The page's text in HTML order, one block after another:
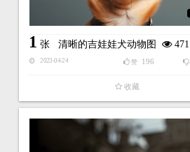
1 张 清晰的吉娃娃犬动物图 471
2023-04-24 赞 196
收藏